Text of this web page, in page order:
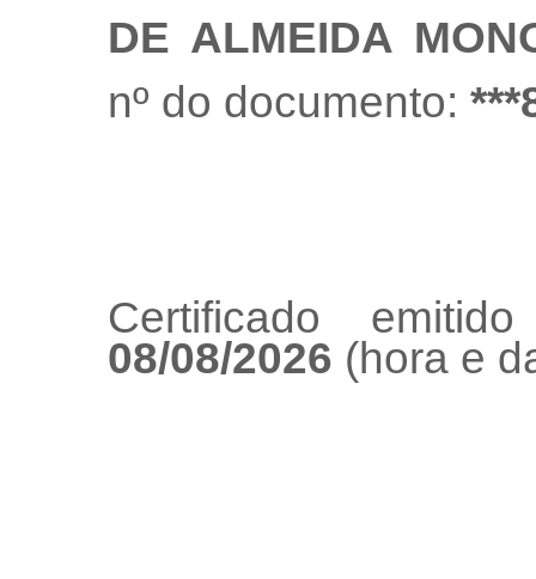
DE ALMEIDA
nº do documento:
Certificado
08/08/2026 (hora e